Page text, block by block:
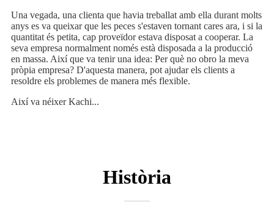
Una vegada, una clienta que havia treballat amb ella durant molts
anys es va queixar que les peces s'estaven tornant cares ara, i si la
quantitat és petita, cap proveïdor estava disposat a cooperar. La
seva empresa normalment només està disposada a la producció
en massa. Així que va tenir una idea: Per què no obro la meva
pròpia empresa? D'aquesta manera, pot ajudar els clients a
resoldre els problemes de manera més flexible.
Així va néixer Kachi...
Història